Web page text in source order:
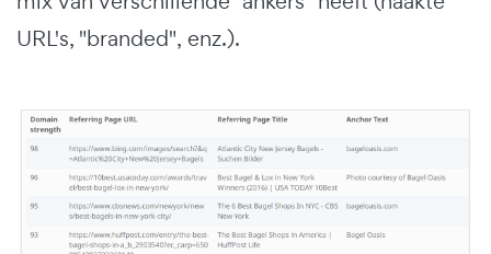
URL's, "branded", enz.).